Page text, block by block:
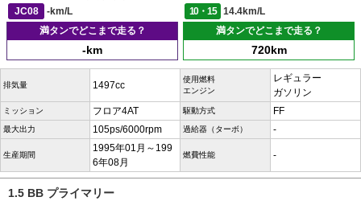
JC08
-km/L 10・15
14.4km/L
満タンでどこまで走る？
-km
満タンでどこまで走る？
720km
排気量 1497cc
使用燃料
エンジン
レギュラー
ガソリン
ミッション フロア4AT 駆動方式 FF
最大出力 105ps/6000rpm 過給器（ターボ） -
生産期間
1995年01月～199
6年08月
燃費性能 -
1.5 BB プライマリー